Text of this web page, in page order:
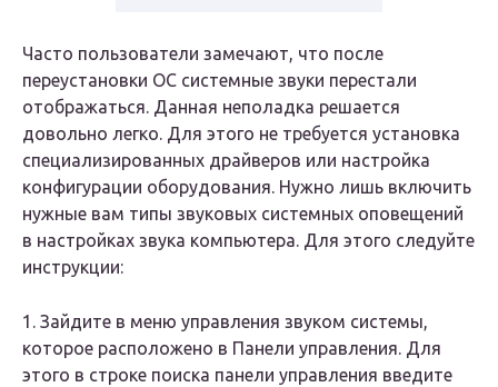
Часто пользователи замечают, что после
переустановки ОС системные звуки перестали
отображаться. Данная неполадка решается
довольно легко. Для этого не требуется установка
специализированных драйверов или настройка
конфигурации оборудования. Нужно лишь включить
нужные вам типы звуковых системных оповещений
в настройках звука компьютера. Для этого следуйте
инструкции:
1. Зайдите в меню управления звуком системы,
которое расположено в Панели управления. Для
этого в строке поиска панели управления введите